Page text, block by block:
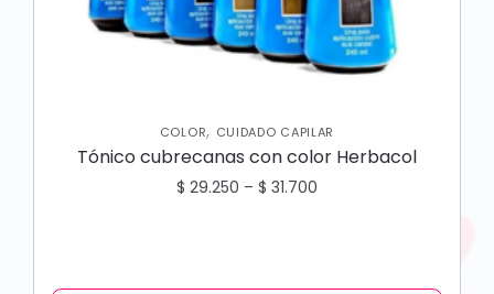
COLOR, CUIDADO CAPILAR
Tónico cubrecanas con color Herbacol
$ 29.250 – $ 31.700